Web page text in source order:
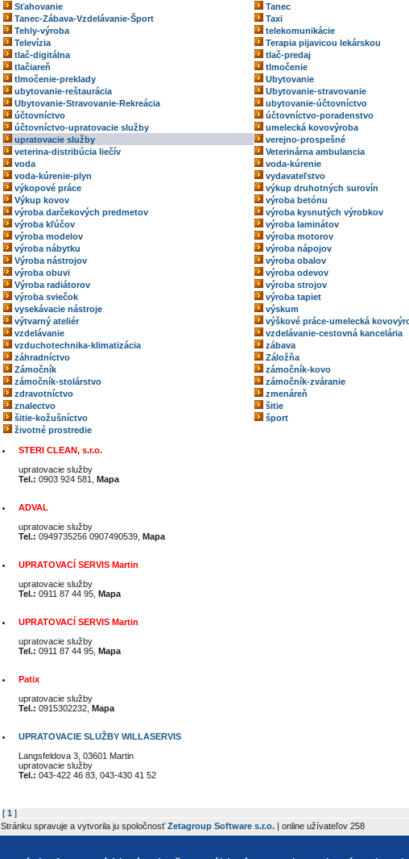
Sťahovanie
Tanec
Tanec-Zábava-Vzdelávanie-Šport
Taxi
Tehly-výroba
telekomunikácie
Televízia
Terapia pijavicou lekárskou
tlač-digitálna
tlač-predaj
tlačiareň
tlmočenie
tlmočenie-preklady
Ubytovanie
ubytovanie-reštaurácia
Ubytovanie-stravovanie
Ubytovanie-Stravovanie-Rekreácia
ubytovanie-účtovníctvo
účtovníctvo
účtovníctvo-poradenstvo
účtovníctvo-upratovacie služby
umelecká kovovýroba
upratovacie služby
verejno-prospešné
veterina-distribúcia liečív
Veterinárna ambulancia
voda
voda-kúrenie
voda-kúrenie-plyn
vydavateľstvo
výkopové práce
výkup druhotných surovín
Výkup kovov
výroba betónu
výroba darčekových predmetov
výroba kysnutých výrobkov
výroba kľúčov
výroba laminátov
výroba modelov
výroba motorov
výroba nábytku
výroba nápojov
Výroba nástrojov
výroba obalov
výroba obuvi
výroba odevov
Výroba radiátorov
výroba strojov
výroba sviečok
výroba tapiet
vysekávacie nástroje
výskum
výtvarný ateliér
výškové práce-umelecká
vzdelávanie
vzdelávanie-cestovná kancelária
vzduchotechnika-klimatizácia
zábava
záhradníctvo
Záložňa
Zámočník
zámočník-kovo
zámočník-stolárstvo
zámočník-zváranie
zdravotníctvo
zmenáreň
znalectvo
šitie
šitie-kožušníctvo
šport
životné prostredie
STERI CLEAN, s.r.o.
upratovacie služby
Tel.: 0903 924 581, Mapa
ADVAL
upratovacie služby
Tel.: 0949735256 0907490539, Mapa
UPRATOVACÍ SERVIS Martin
upratovacie služby
Tel.: 0911 87 44 95, Mapa
UPRATOVACÍ SERVIS Martin
upratovacie služby
Tel.: 0911 87 44 95, Mapa
Patix
upratovacie služby
Tel.: 0915302232, Mapa
UPRATOVACIE SLUŽBY WILLASERVIS
Langsfeldova 3, 03601 Martin
upratovacie služby
Tel.: 043-422 46 83, 043-430 41 52
[ 1 ]
Stránku spravuje a vytvorila ju spoločnosťZetagroup Software s.r.o. | online užívateľov 258